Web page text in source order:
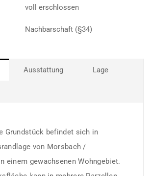
voll erschlossen
Nachbarschaft (§34)
Ausstattung Lage
Grundstück befindet sich in
von Morsbach /
einem gewachsenen Wohngebiet.